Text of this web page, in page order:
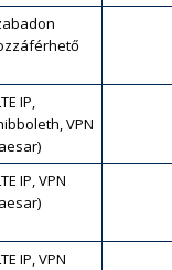
IP,
VPN
IP, VPN
IP, VPN